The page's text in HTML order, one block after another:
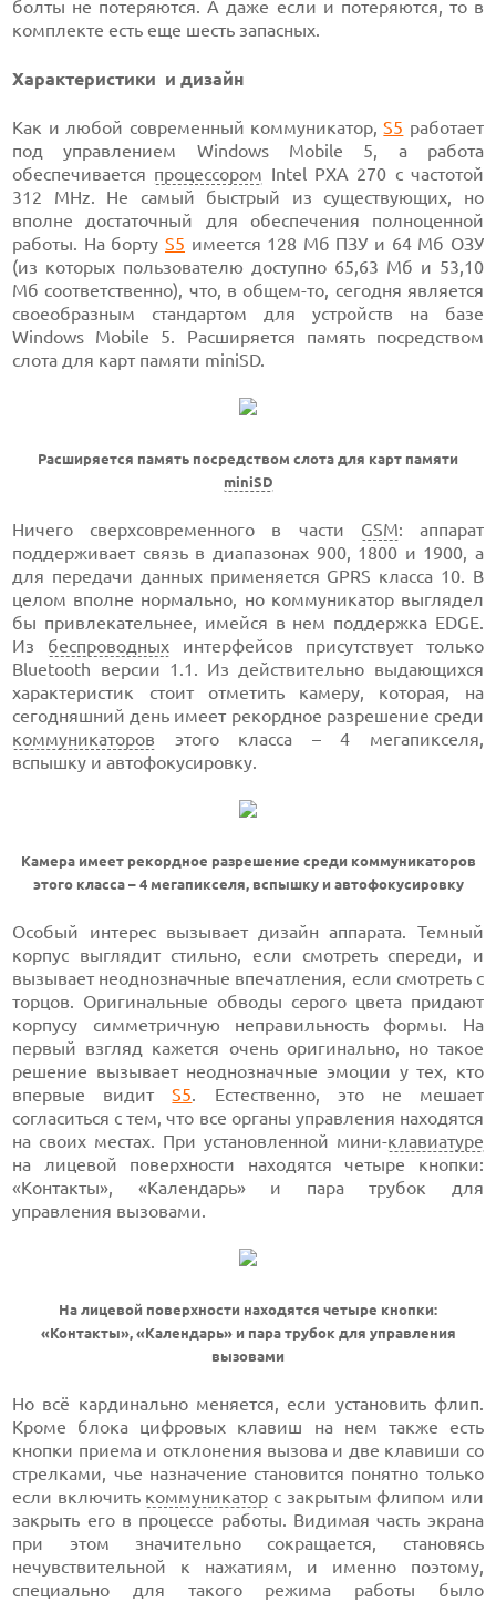
болты не потеряются. А даже если и потеряются, то в
комплекте есть еще шесть запасных.
Характеристики и дизайн
Как и любой современный коммуникатор,S5 работает
под управлением Windows Mobile 5, а работа
обеспечивается процессором Intel PXA 270 c частотой
312 MHz. Не самый быстрый из существующих, но
вполне достаточный для обеспечения полноценной
работы. На бортуS5 имеется 128 Мб ПЗУ и 64 Мб ОЗУ
(из которых пользователю доступно 65,63 Мб и 53,10
Мб соответственно), что, в общем-то, сегодня является
своеобразным стандартом для устройств на базе
Windows Mobile 5. Расширяется память посредством
слота для карт памяти miniSD.
Расширяется память посредством слота для карт памяти
miniSD
Ничего сверхсовременного в части GSM: аппарат
поддерживает связь в диапазонах 900, 1800 и 1900, а
для передачи данных применяется GPRS класса 10. В
целом вполне нормально, но коммуникатор выглядел
бы привлекательнее, имейся в нем поддержка EDGE.
Из беспроводныхинтерфейсов присутствует только
Bluetooth версии 1.1. Из действительно выдающихся
характеристик стоит отметить камеру, которая, на
сегодняшний день имеет рекордное разрешение среди
коммуникаторов этого класса – 4 мегапикселя,
вспышку и автофокусировку.
Камера имеет рекордное разрешение среди коммуникаторов
этого класса – 4 мегапикселя, вспышку и автофокусировку
Особый интерес вызывает дизайн аппарата. Темный
корпус выглядит стильно, если смотреть спереди, и
вызывает неоднозначные впечатления, если смотреть с
торцов. Оригинальные обводы серого цвета придают
корпусу симметричную неправильность формы. На
первый взгляд кажется очень оригинально, но такое
решение вызывает неоднозначные эмоции у тех, кто
впервые видитS5. Естественно, это не мешает
согласиться с тем, что все органы управления находятся
на своих местах. При установленной мини-клавиатуре
на лицевой поверхности находятся четыре кнопки:
«Контакты», «Календарь» и пара трубок для
управления вызовами.
На лицевой поверхности находятся четыре кнопки:
«Контакты», «Календарь» и пара трубок для управления
вызовами
Но всё кардинально меняется, если установить флип.
Кроме блока цифровых клавиш на нем также есть
кнопки приема и отклонения вызова и две клавиши со
стрелками, чье назначение становится понятно только
если включить коммуникатор с закрытым флипом или
закрыть его в процессе работы. Видимая часть экрана
при этом значительно сокращается, становясь
нечувствительной к нажатиям, и именно поэтому,
специально для такого режима работы было